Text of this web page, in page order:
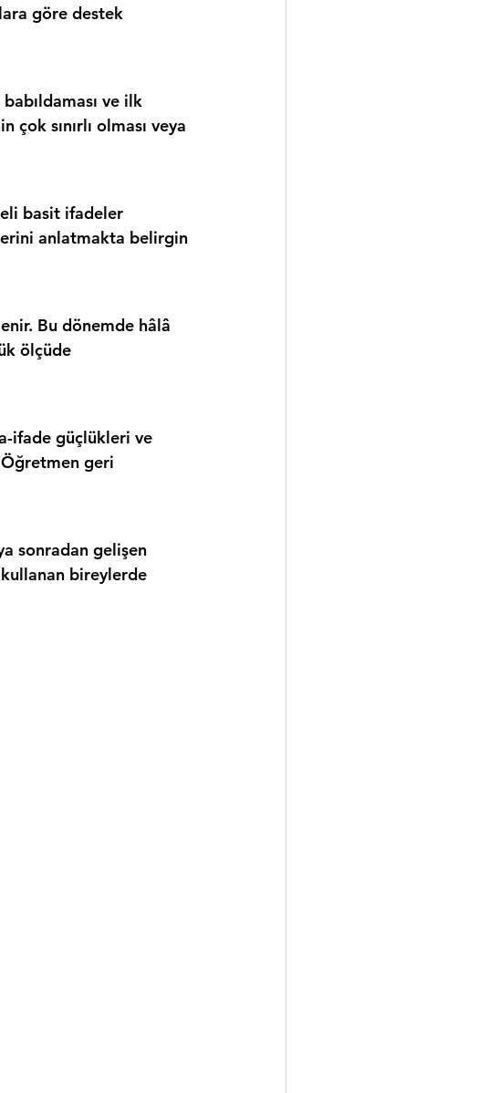
göre destek
ve ilk
sınırlı olması veya
basit ifadeler
anlatmakta belirgin
Bu dönemde hâlâ
ölçüde
ifade güçlükleri ve
geri
sonradan gelişen
bireylerde